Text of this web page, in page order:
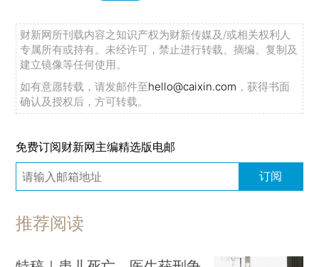
财新网所刊载内容之知识产权为财新传媒及/或相关权利人
专属所有或持有。未经许可，禁止进行转载、摘编、复制及
建立镜像等任何使用。
如有意愿转载，请发邮件至hello@caixin.com ，获得书面
确认及授权后，方可转载。
免费订阅财新网主编精选版电邮
订阅
推荐阅读